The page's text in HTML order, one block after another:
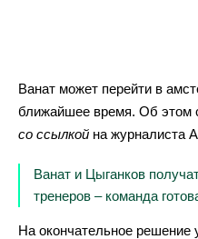
Ванат может перейти в
ближайшее время. Об этом
со ссылкой на журналиста
Ванат и Цыганков
тренеров – команда
На окончательное решение